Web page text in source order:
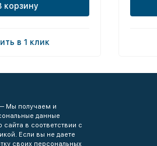
корзину
в 1 клик
Мы получаем и
данные
сайта в соответствии с
Если вы не даете
своих персональных